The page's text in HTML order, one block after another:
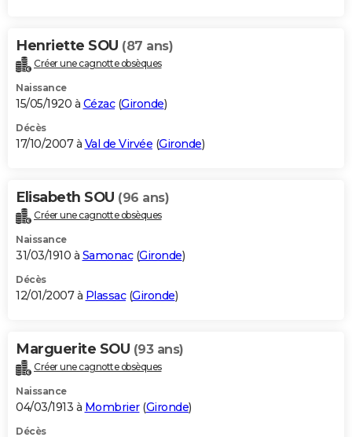
Henriette SOU (87 ans)
Créer une cagnotte obsèques
Naissance
15/05/1920 à Cézac(Gironde)
Décès
17/10/2007 à Val de Virvée (Gironde)
Elisabeth SOU (96 ans)
Créer une cagnotte obsèques
Naissance
31/03/1910 à Samonac(Gironde)
Décès
12/01/2007 à Plassac(Gironde)
Marguerite SOU (93 ans)
Créer une cagnotte obsèques
Naissance
04/03/1913 à Mombrier(Gironde)
Décès